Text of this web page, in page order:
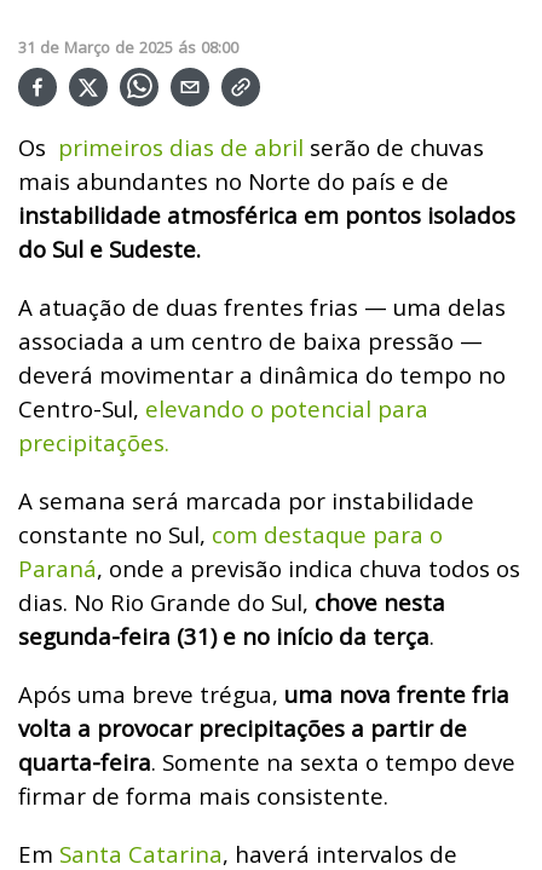
31 de Março de 2025 ás 08:00
Os primeiros dias de abril serão de chuvas
mais abundantes no Norte do país e de
instabilidade atmosférica em pontos isolados
do Sul e Sudeste.
A atuação de duas frentes frias — uma delas
associada a um centro de baixa pressão —
deverá movimentar a dinâmica do tempo no
Centro-Sul, elevando o potencial para
precipitações.
A semana será marcada por instabilidade
constante no Sul, com destaque para o
Paraná, onde a previsão indica chuva todos os
dias. No Rio Grande do Sul, chove nesta
segunda-feira (31) e no início da terça.
Após uma breve trégua, uma nova frente fria
volta a provocar precipitações a partir de
quarta-feira. Somente na sexta o tempo deve
firmar de forma mais consistente.
Em Santa Catarina, haverá intervalos de